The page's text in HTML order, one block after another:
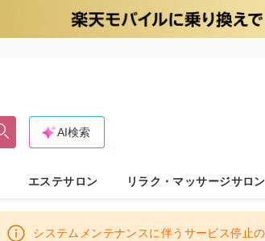
AI検索
エステサロン リラク・マッサージサロン
システムメンテナンスに伴うサービス停止